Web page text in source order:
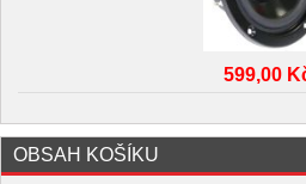
599,00
OBSAH KOŠÍKU